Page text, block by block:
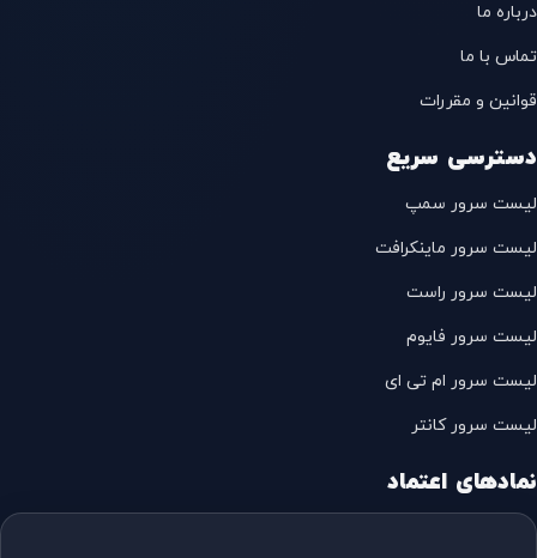
درباره ما
تماس با ما
قوانین و مقررات
دسترسی سریع
لیست سرور سمپ
لیست سرور ماینکرافت
لیست سرور راست
لیست سرور فایوم
لیست سرور ام تی ای
لیست سرور کانتر
نمادهای اعتماد